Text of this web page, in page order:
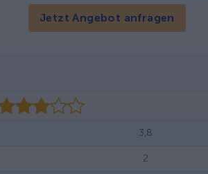
Jetzt Angebot anfragen
3,8
2